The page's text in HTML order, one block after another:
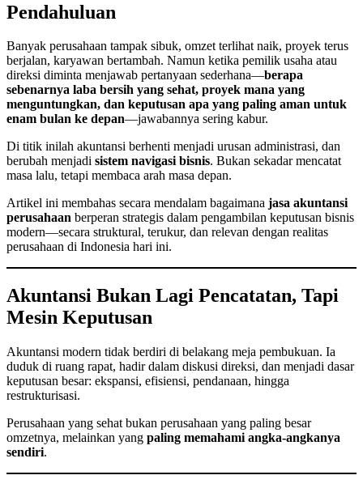
Pendahuluan
Banyak perusahaan tampak sibuk, omzet terlihat naik, proyek terus
berjalan, karyawan bertambah. Namun ketika pemilik usaha atau
direksi diminta menjawab pertanyaan sederhana—berapa
sebenarnya laba bersih yang sehat, proyek mana yang
menguntungkan, dan keputusan apa yang paling aman untuk
enam bulan ke depan—jawabannya sering kabur.
Di titik inilah akuntansi berhenti menjadi urusan administrasi, dan
berubah menjadi sistem navigasi bisnis. Bukan sekadar mencatat
masa lalu, tetapi membaca arah masa depan.
Artikel ini membahas secara mendalam bagaimana jasa akuntansi
perusahaan berperan strategis dalam pengambilan keputusan bisnis
modern—secara struktural, terukur, dan relevan dengan realitas
perusahaan di Indonesia hari ini.
Akuntansi Bukan Lagi Pencatatan, Tapi
Mesin Keputusan
Akuntansi modern tidak berdiri di belakang meja pembukuan. Ia
duduk di ruang rapat, hadir dalam diskusi direksi, dan menjadi dasar
keputusan besar: ekspansi, efisiensi, pendanaan, hingga
restrukturisasi.
Perusahaan yang sehat bukan perusahaan yang paling besar
omzetnya, melainkan yang paling memahami angka-angkanya
sendiri.